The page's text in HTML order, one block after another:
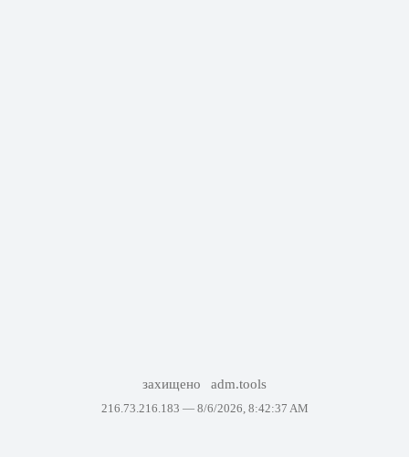
захищено adm.tools
216.73.216.183 — 8/6/2026, 8:42:37 AM